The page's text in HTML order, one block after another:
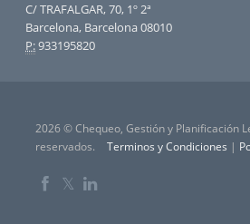
C/ TRAFALGAR, 70, 1º 2ª
Barcelona, Barcelona 08010
P:933195820
2026 © Chequeo, Gestión y Planificación
reservados.
Terminos y Condiciones |
𝕏